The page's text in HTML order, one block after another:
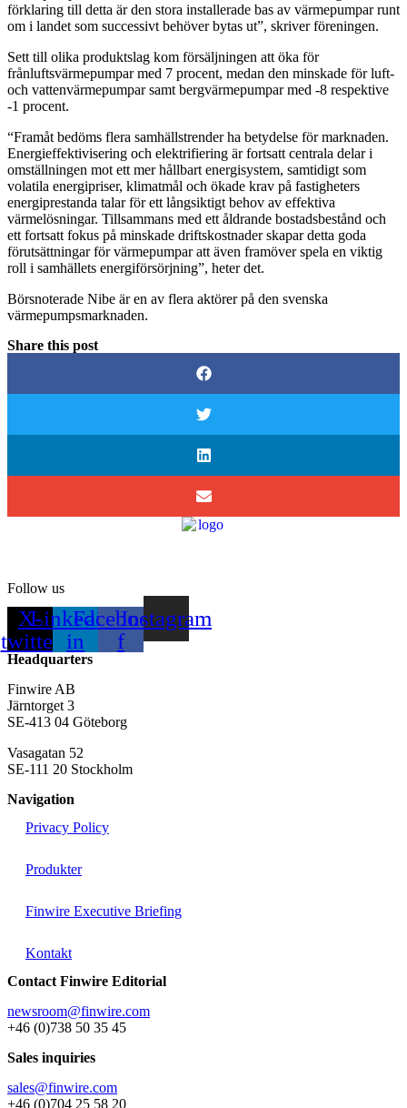
förklaring till detta är den stora installerade bas av värmepumpar runt
om i landet som successivt behöver bytas ut”, skriver föreningen.
Sett till olika produktslag kom försäljningen att öka för
frånluftsvärmepumpar med 7 procent, medan den minskade för luft-
och vattenvärmepumpar samt bergvärmepumpar med -8 respektive
-1 procent.
“Framåt bedöms flera samhällstrender ha betydelse för marknaden.
Energieffektivisering och elektrifiering är fortsatt centrala delar i
omställningen mot ett mer hållbart energisystem, samtidigt som
volatila energipriser, klimatmål och ökade krav på fastigheters
energiprestanda talar för ett långsiktigt behov av effektiva
värmelösningar. Tillsammans med ett åldrande bostadsbestånd och
ett fortsatt fokus på minskade driftskostnader skapar detta goda
förutsättningar för värmepumpar att även framöver spela en viktig
roll i samhällets energiförsörjning”, heter det.
Börsnoterade Nibe är en av flera aktörer på den svenska
värmepumpsmarknaden.
Share this post
Follow us
X-
twitter
Linkedin-
in
Facebook-
f
Instagram
Headquarters
Finwire AB
Järntorget 3
SE-413 04 Göteborg
Vasagatan 52
SE-111 20 Stockholm
Navigation
Privacy Policy
Produkter
Finwire Executive Briefing
Kontakt
Contact Finwire Editorial
newsroom@finwire.com
+46 (0)738 50 35 45
Sales inquiries
sales@finwire.com
+46 (0)704 25 58 20